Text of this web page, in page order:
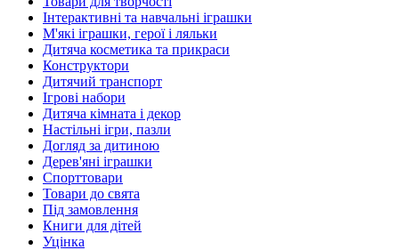
Інтерактивні та навчальні іграшки
М'які іграшки, герої і ляльки
Дитяча косметика та прикраси
Конструктори
Дитячий транспорт
Ігрові набори
Дитяча кімната і декор
Настільні ігри, пазли
Догляд за дитиною
Дерев'яні іграшки
Спорттовари
Товари до свята
Під замовлення
Книги для дітей
Уцінка